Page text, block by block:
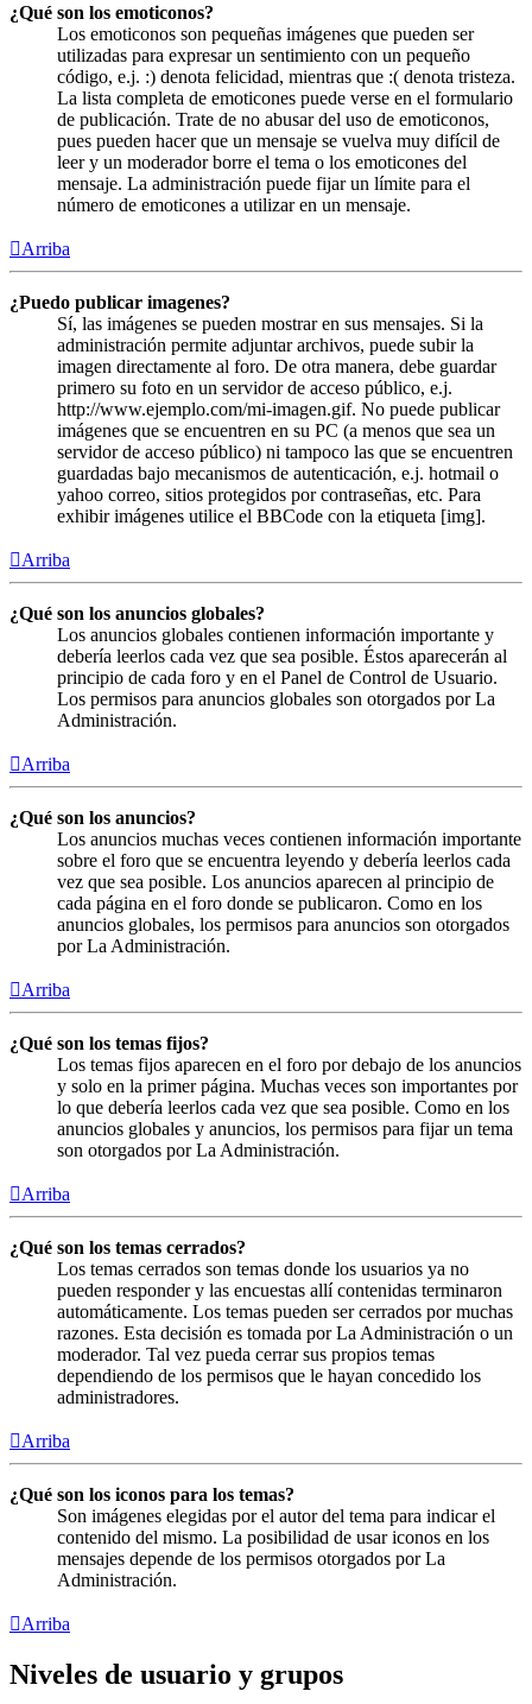
¿Qué son los emoticonos?
Los emoticonos son pequeñas imágenes que pueden ser
utilizadas para expresar un sentimiento con un pequeño
código, e.j. :) denota felicidad, mientras que :( denota tristeza.
La lista completa de emoticones puede verse en el formulario
de publicación. Trate de no abusar del uso de emoticonos,
pues pueden hacer que un mensaje se vuelva muy difícil de
leer y un moderador borre el tema o los emoticones del
mensaje. La administración puede fijar un límite para el
número de emoticones a utilizar en un mensaje.
Arriba
¿Puedo publicar imagenes?
Sí, las imágenes se pueden mostrar en sus mensajes. Si la
administración permite adjuntar archivos, puede subir la
imagen directamente al foro. De otra manera, debe guardar
primero su foto en un servidor de acceso público, e.j.
http://www.ejemplo.com/mi-imagen.gif. No puede publicar
imágenes que se encuentren en su PC (a menos que sea un
servidor de acceso público) ni tampoco las que se encuentren
guardadas bajo mecanismos de autenticación, e.j. hotmail o
yahoo correo, sitios protegidos por contraseñas, etc. Para
exhibir imágenes utilice el BBCode con la etiqueta [img].
Arriba
¿Qué son los anuncios globales?
Los anuncios globales contienen información importante y
debería leerlos cada vez que sea posible. Éstos aparecerán al
principio de cada foro y en el Panel de Control de Usuario.
Los permisos para anuncios globales son otorgados por La
Administración.
Arriba
¿Qué son los anuncios?
Los anuncios muchas veces contienen información importante
sobre el foro que se encuentra leyendo y debería leerlos cada
vez que sea posible. Los anuncios aparecen al principio de
cada página en el foro donde se publicaron. Como en los
anuncios globales, los permisos para anuncios son otorgados
por La Administración.
Arriba
¿Qué son los temas fijos?
Los temas fijos aparecen en el foro por debajo de los anuncios
y solo en la primer página. Muchas veces son importantes por
lo que debería leerlos cada vez que sea posible. Como en los
anuncios globales y anuncios, los permisos para fijar un tema
son otorgados por La Administración.
Arriba
¿Qué son los temas cerrados?
Los temas cerrados son temas donde los usuarios ya no
pueden responder y las encuestas allí contenidas terminaron
automáticamente. Los temas pueden ser cerrados por muchas
razones. Esta decisión es tomada por La Administración o un
moderador. Tal vez pueda cerrar sus propios temas
dependiendo de los permisos que le hayan concedido los
administradores.
Arriba
¿Qué son los iconos para los temas?
Son imágenes elegidas por el autor del tema para indicar el
contenido del mismo. La posibilidad de usar iconos en los
mensajes depende de los permisos otorgados por La
Administración.
Arriba
Niveles de usuario y grupos